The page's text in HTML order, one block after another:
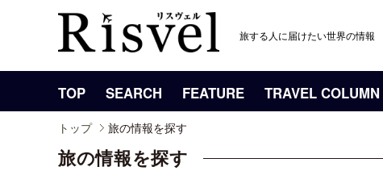
旅する人に届けたい世界の情報
TOP SEARCH FEATURE TRAVEL COLUMN
トップ 旅の情報を探す
旅の情報を探す